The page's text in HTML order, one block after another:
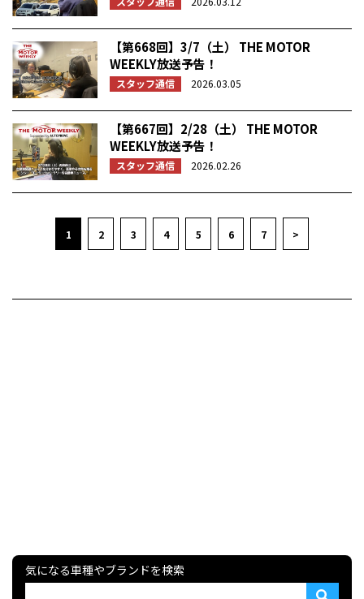
【第668回】3/7（土） THE MOTOR
WEEKLY放送予告！
スタッフ通信 2026.03.05
【第667回】2/28（土） THE MOTOR
WEEKLY放送予告！
スタッフ通信 2026.02.26
1 2 3 4 5 6 7 >
気になる車種やブランドを検索